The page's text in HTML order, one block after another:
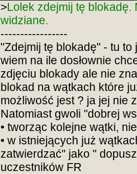
>Lolek zdejmij tę blokadę.
widziane.
-----------------
"Zdejmij tę blokadę" - tu
wiem na ile dosłownie
zdjęciu blokady ale nie
blokad na wątkach które
możliwość jest ? ja jej nie
Natomiast gwoli "dobrej
• tworząc kolejne wątki,
• w istniejących już
zatwierdzać" jako "
uczestników FR